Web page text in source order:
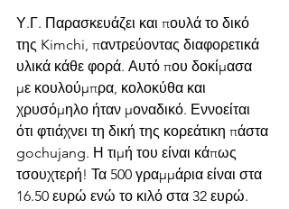
Υ.Γ. Παρασκευάζει και πουλά το δικό
της Kimchi, παντρεύοντας διαφορετικά
υλικά κάθε φορά. Αυτό που δοκίμασα
με κουλούμπρα, κολοκύθα και
χρυσόμηλο ήταν μοναδικό. Εννοείται
ότι φτιάχνει τη δική της κορεάτικη πάστα
gochujang. Η τιμή του είναι κάπως
τσουχτερή! Τα 500 γραμμάρια είναι στα
16.50 ευρώ ενώ το κιλό στα 32 ευρώ.